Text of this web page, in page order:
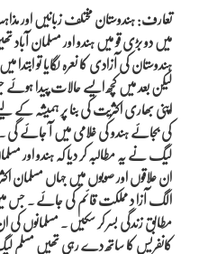
تعارف: ہندوستان مختلف زبانیں اور
میں دو بڑی قو میں ہندو اور مسلمان
ہندوستان کی آزادی کا نعرہ لگایا تو
لیکن بعد میں کچھ ایسے حالات پیدا ہوئے
اپنی بھاری اکثریت کی بنا پر ہمیشہ کے
کی بجائے ہندو کی غلامی میں آ جائے گی
لیگ نے یہ مطالبہ کر دیا کہ ہندو اور
ان علاقوں اور صوبوں میں جہاں
الگ آزا د مملکت قائم کی جائے ۔ جس
مطابق زندگی بسر کر سکیں ۔ مسلمانوں
کانفریس کا ساتھ دے رہی تھیں